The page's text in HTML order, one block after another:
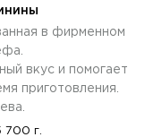
в фирменном
вкус и помогает
приготовления.
700 г.